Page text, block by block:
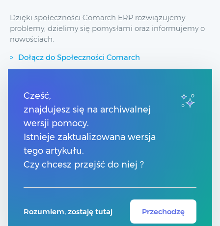
Dzięki społeczności Comarch ERP rozwiązujemy
problemy, dzielimy się pomysłami oraz informujemy o
nowościach.
Dołącz do Społeczności Comarch
Przydatne linki
Spis treści
Pomoc Comarch Betterfly
Pomoc Comarch e-Sklep
Pomoc Comarch HRM
Kontakt
Znajdź Partnera Comarch
Cześć,
znajdujesz się na archiwalnej
wersji pomocy.
Istnieje zaktualizowana wersja
tego artykułu.
Czy chcesz przejść do niej ?
Rozumiem, zostaję tutaj Przechodzę